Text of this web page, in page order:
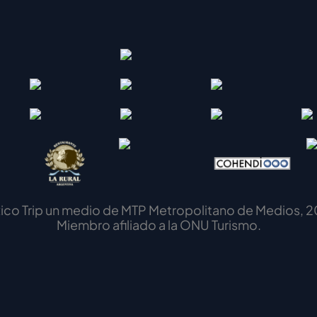
Trip un medio de MTP Metropolitano de Medios,
Miembro afiliado a la ONU Turismo.